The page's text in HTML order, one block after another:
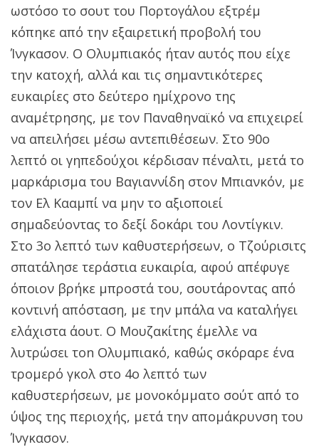
ωστόσο το σουτ του Πορτογάλου εξτρέμ
κόπηκε από την εξαιρετική προβολή του
Ίνγκασον. Ο Ολυμπιακός ήταν αυτός που είχε
την κατοχή, αλλά και τις σημαντικότερες
ευκαιρίες στο δεύτερο ημίχρονο της
αναμέτρησης, με τον Παναθηναϊκό να επιχειρεί
να απειλήσει μέσω αντεπιθέσεων. Στο 90ο
λεπτό οι γηπεδούχοι κέρδισαν πέναλτι, μετά το
μαρκάρισμα του Βαγιαννίδη στον Μπιανκόν, με
τον Ελ Κααμπί να μην το αξιοποιεί
σημαδεύοντας το δεξί δοκάρι του Λοντίγκιν.
Στο 3ο λεπτό των καθυστερήσεων, ο Τζούρισιτς
σπατάλησε τεράστια ευκαιρία, αφού απέφυγε
όποιον βρήκε μπροστά του, σουτάροντας από
κοντινή απόσταση, με την μπάλα να καταλήγει
ελάχιστα άουτ. Ο Μουζακίτης έμελλε να
λυτρώσει τon Oλυμπιακό, καθώς σκόραρε ένα
τρομερό γκολ στο 4ο λεπτό των
καθυστερήσεων, με μονοκόμματο σούτ από το
ύψος της περιοχής, μετά την απομάκρυνση του
Ίνγκασον.